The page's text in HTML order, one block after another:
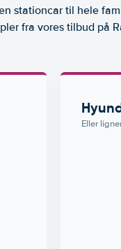
stationcar til hele
fra vores tilbud på
Eller